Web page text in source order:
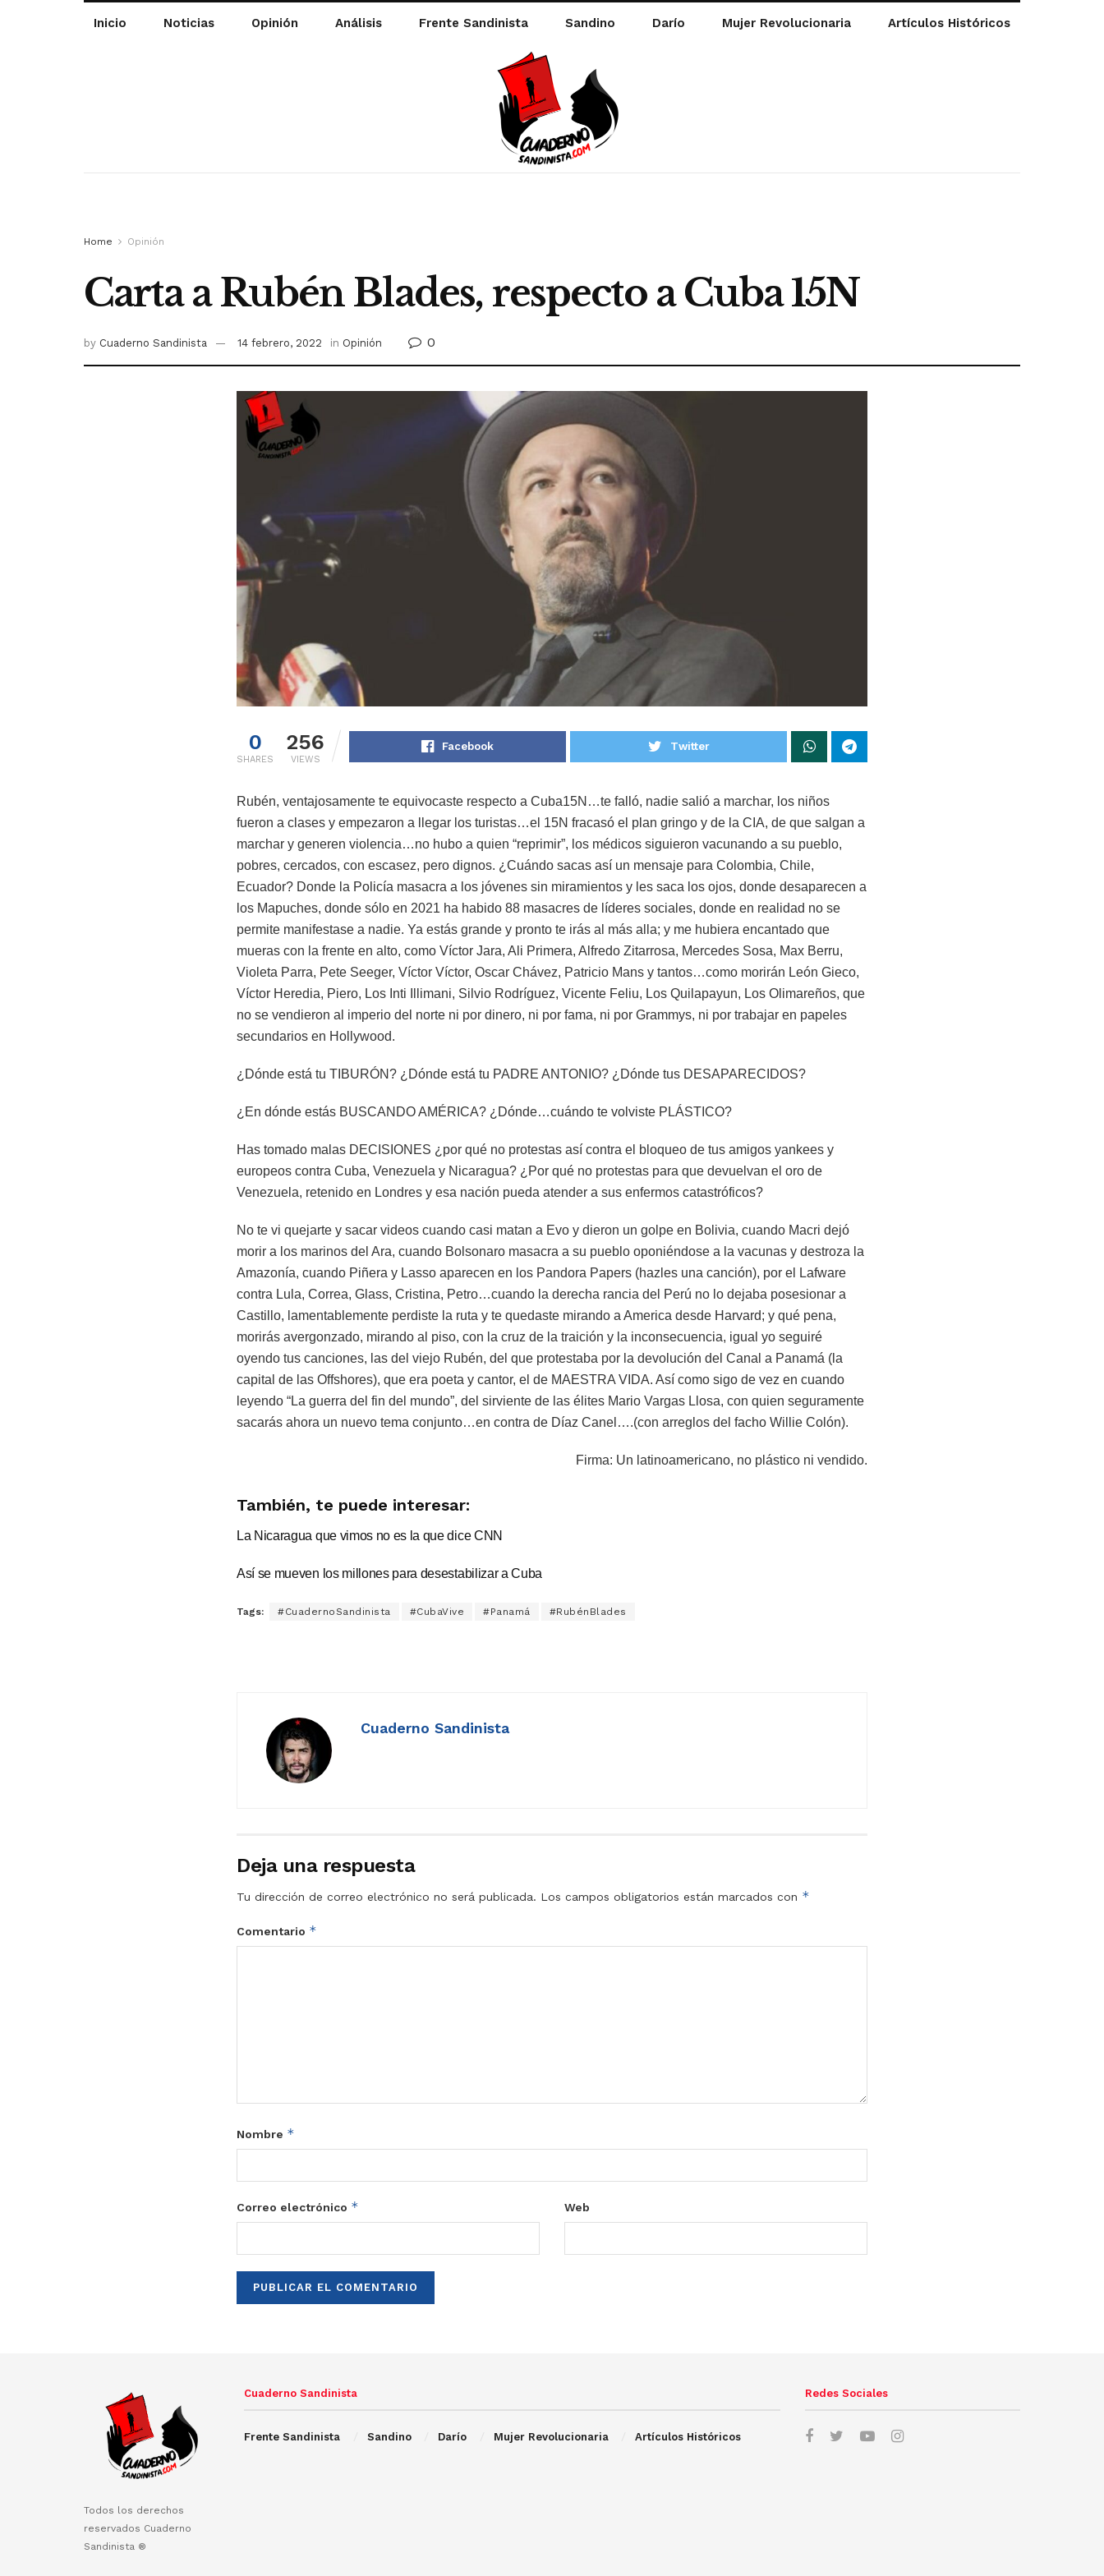
Inicio Noticias Opinión Análisis Frente Sandinista Sandino Darío Mujer Revolucionaria Artículos Históricos
Home Opinión
Carta a Rubén Blades, respecto a Cuba 15N
by Cuaderno Sandinista 14 febrero, 2022 in Opinión 0
0
SHARES
256
VIEWS
Facebook Twitter
Rubén, ventajosamente te equivocaste respecto a Cuba15N…te falló, nadie salió a marchar, los niños
fueron a clases y empezaron a llegar los turistas…el 15N fracasó el plan gringo y de la CIA, de que salgan a
marchar y generen violencia…no hubo a quien “reprimir”, los médicos siguieron vacunando a su pueblo,
pobres, cercados, con escasez, pero dignos. ¿Cuándo sacas así un mensaje para Colombia, Chile,
Ecuador? Donde la Policía masacra a los jóvenes sin miramientos y les saca los ojos, donde desaparecen a
los Mapuches, donde sólo en 2021 ha habido 88 masacres de líderes sociales, donde en realidad no se
permite manifestase a nadie. Ya estás grande y pronto te irás al más alla; y me hubiera encantado que
mueras con la frente en alto, como Víctor Jara, Ali Primera, Alfredo Zitarrosa, Mercedes Sosa, Max Berru,
Violeta Parra, Pete Seeger, Víctor Víctor, Oscar Chávez, Patricio Mans y tantos…como morirán León Gieco,
Víctor Heredia, Piero, Los Inti Illimani, Silvio Rodríguez, Vicente Feliu, Los Quilapayun, Los Olimareños, que
no se vendieron al imperio del norte ni por dinero, ni por fama, ni por Grammys, ni por trabajar en papeles
secundarios en Hollywood.
¿Dónde está tu TIBURÓN? ¿Dónde está tu PADRE ANTONIO? ¿Dónde tus DESAPARECIDOS?
¿En dónde estás BUSCANDO AMÉRICA? ¿Dónde…cuándo te volviste PLÁSTICO?
Has tomado malas DECISIONES ¿por qué no protestas así contra el bloqueo de tus amigos yankees y
europeos contra Cuba, Venezuela y Nicaragua? ¿Por qué no protestas para que devuelvan el oro de
Venezuela, retenido en Londres y esa nación pueda atender a sus enfermos catastróficos?
No te vi quejarte y sacar videos cuando casi matan a Evo y dieron un golpe en Bolivia, cuando Macri dejó
morir a los marinos del Ara, cuando Bolsonaro masacra a su pueblo oponiéndose a la vacunas y destroza la
Amazonía, cuando Piñera y Lasso aparecen en los Pandora Papers (hazles una canción), por el Lafware
contra Lula, Correa, Glass, Cristina, Petro…cuando la derecha rancia del Perú no lo dejaba posesionar a
Castillo, lamentablemente perdiste la ruta y te quedaste mirando a America desde Harvard; y qué pena,
morirás avergonzado, mirando al piso, con la cruz de la traición y la inconsecuencia, igual yo seguiré
oyendo tus canciones, las del viejo Rubén, del que protestaba por la devolución del Canal a Panamá (la
capital de las Offshores), que era poeta y cantor, el de MAESTRA VIDA. Así como sigo de vez en cuando
leyendo “La guerra del fin del mundo”, del sirviente de las élites Mario Vargas Llosa, con quien seguramente
sacarás ahora un nuevo tema conjunto…en contra de Díaz Canel….(con arreglos del facho Willie Colón).
Firma: Un latinoamericano, no plástico ni vendido.
También, te puede interesar:
La Nicaragua que vimos no es la que dice CNN
Así se mueven los millones para desestabilizar a Cuba
Tags: #CuadernoSandinista #CubaVive #Panamá #RubénBlades
Cuaderno Sandinista
Deja una respuesta
Tu dirección de correo electrónico no será publicada. Los campos obligatorios están marcados con *
Comentario *
Nombre *
Correo electrónico * Web
Todos los derechos
reservados Cuaderno
Sandinista ®
Cuaderno Sandinista
Frente Sandinista Sandino Darío Mujer Revolucionaria Artículos Históricos
Redes Sociales